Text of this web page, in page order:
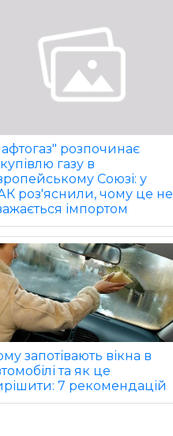
розпочинає
газу в
Союзі: у
роз'яснили, чому це не
імпортом
запотівають вікна в
та як це
7 рекомендацій